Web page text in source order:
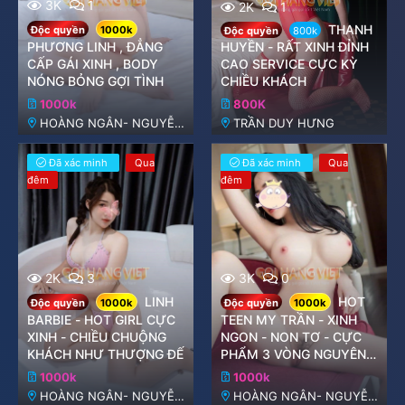
3K 1
Độc quyền 1000k
PHƯƠNG LINH , ĐẲNG
CẤP GÁI XINH , BODY
NÓNG BỎNG GỢI TÌNH
1000k
HOÀNG NGÂN- NGUYỄN
THỊ ĐỊNH
2K 1
Độc quyền 800k
THANH
HUYỀN - RẤT XINH ĐỈNH
CAO SERVICE CỰC KỲ
CHIỀU KHÁCH
800K
TRẦN DUY HƯNG
Đã xác minh
Qua
đêm
2K 3
Độc quyền 1000k
LINH
BARBIE - HOT GIRL CỰC
XINH - CHIỀU CHUỘNG
KHÁCH NHƯ THƯỢNG ĐẾ
1000k
HOÀNG NGÂN- NGUYỄN
Đã xác minh
Qua
đêm
3K 0
Độc quyền 1000k
HOT
TEEN MY TRẦN - XINH
NGON - NON TƠ - CỰC
PHẨM 3 VÒNG NGUYÊN
BẢN1000k
HOÀNG NGÂN- NGUYỄN